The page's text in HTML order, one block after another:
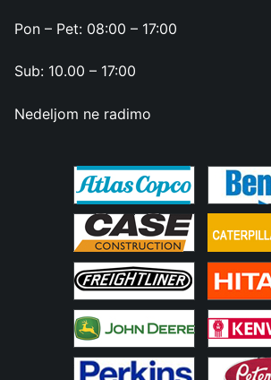
Pon – Pet: 08:00 – 17:00
Sub: 10.00 – 17:00
Nedeljom ne radimo